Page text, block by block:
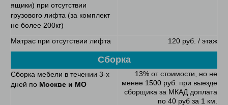
ящики) при отсутствии
грузового лифта (за комплект
не более 200кг)
Матрас при отсутствии лифта 120 руб. / этаж
Сборка
Сборка мебели в течении 3-х
дней по Москве и МО
13% от стоимости, но не
менее 1500 руб. при выезде
сборщика за МКАД доплата
по 40 руб за 1 км.